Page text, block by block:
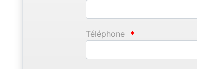
Téléphone *